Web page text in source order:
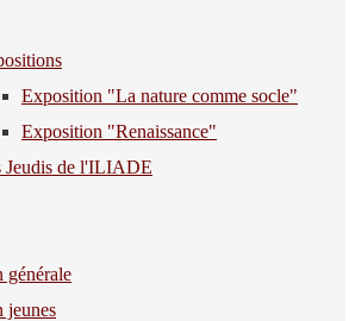
Exposition "La nature comme socle"
Exposition "Renaissance"
Jeudis de l'ILIADE
générale
jeunes